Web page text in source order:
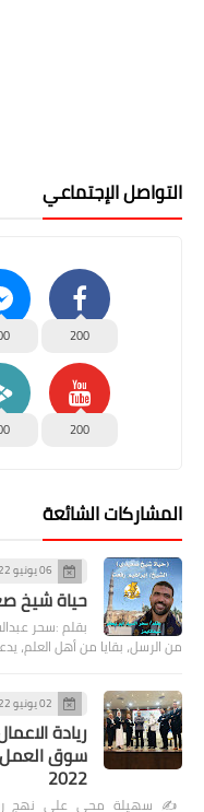
التواصل الإجتماعي
200
200
المشاركات الشائعة
06 يونيو 2022
حياة شيخ
بقلم :سحر
من الرسل، بقايا من أهل العلم،
02 يونيو 2022
ريادة
سوق العمل
2022